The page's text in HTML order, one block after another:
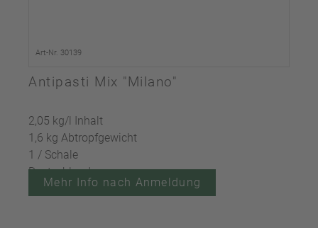
Art-Nr. 30139
Antipasti Mix "Milano"
2,05 kg/l Inhalt
1,6 kg Abtropfgewicht
1 / Schale
Deutschland
Mehr Info nach Anmeldung